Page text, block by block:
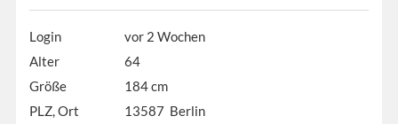
Login
vor 2 Wochen
Alter
64
Größe
184 cm
PLZ, Ort
13587 Berlin